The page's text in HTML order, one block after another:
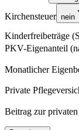
Kirchensteuer nein
Kinderfreibeträge
PKV-Eigenanteil
Monatlicher
Private
Beitrag zur